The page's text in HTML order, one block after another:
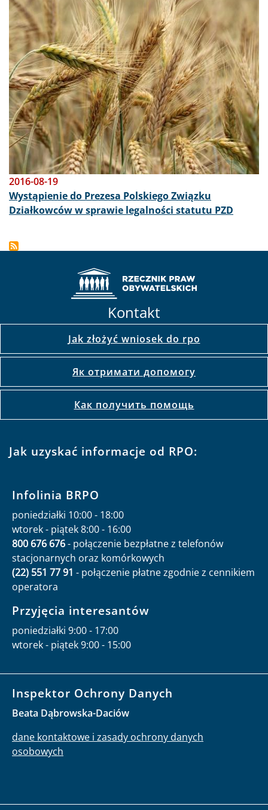
2016-08-19
Wystąpienie do Prezesa Polskiego Związku
Działkowców w sprawie legalności statutu PZD
Kontakt
Jak złożyć wniosek do rpo
Як отримати допомогу
Как получить помощь
Jak uzyskać informacje od RPO:
Infolinia BRPO
poniedziałki 10:00 - 18:00
wtorek - piątek 8:00 - 16:00
800 676 676- połączenie bezpłatne z telefonów
stacjonarnych oraz komórkowych
(22) 551 77 91 - połączenie płatne zgodnie z cennikiem
operatora
Przyjęcia interesantów
poniedziałki 9:00 - 17:00
wtorek - piątek 9:00 - 15:00
Inspektor Ochrony Danych
Beata Dąbrowska-Daciów
dane kontaktowe i zasady ochrony danych
osobowych